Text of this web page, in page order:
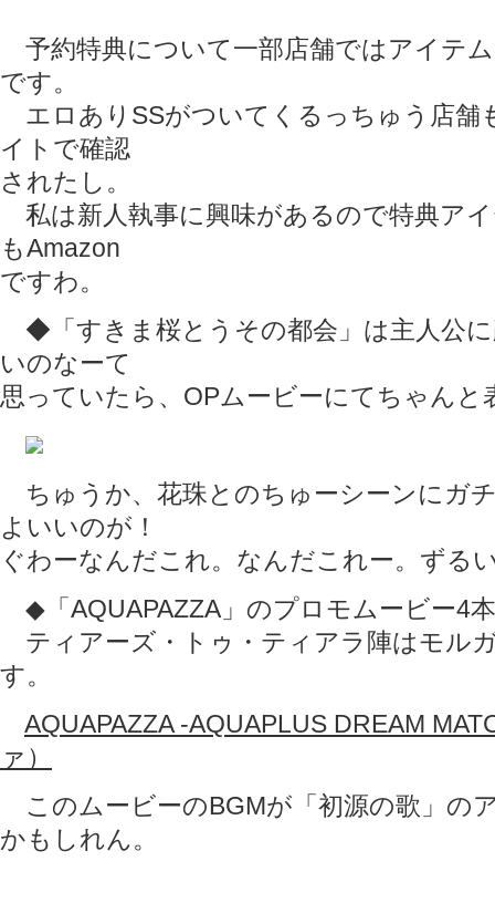
予約特典について一部店舗ではアイテ
です。
エロありSSがついてくるっちゅう店舗
イトで確認
されたし。
私は新人執事に興味があるので特典ア
もAmazon
ですわ。
◆「すきま桜とうその都会」は主人公
いのなーて
思っていたら、OPムービーにてちゃんと
ちゅうか、花珠とのちゅーシーンにガ
よいいのが！
ぐわーなんだこれ。なんだこれー。ずる
◆「AQUAPAZZA」のプロモムービー4
ティアーズ・トゥ・ティアラ陣はモル
す。
AQUAPAZZA -AQUAPLUS DREAM
ァ）
このムービーのBGMが「初源の歌」の
かもしれん。